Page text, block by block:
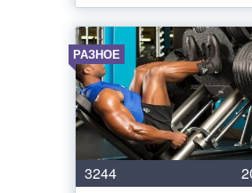
РАЗНОЕ
3244